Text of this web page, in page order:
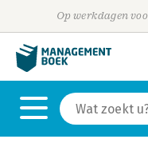
Op werkdagen